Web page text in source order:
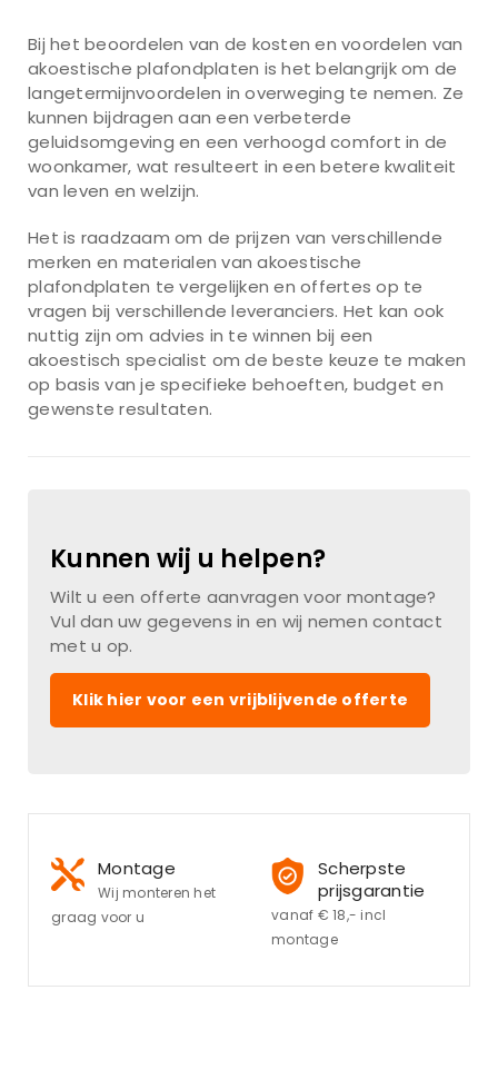
Bij het beoordelen van de kosten en voordelen van
akoestische plafondplaten is het belangrijk om de
langetermijnvoordelen in overweging te nemen. Ze
kunnen bijdragen aan een verbeterde
geluidsomgeving en een verhoogd comfort in de
woonkamer, wat resulteert in een betere kwaliteit
van leven en welzijn.
Het is raadzaam om de prijzen van verschillende
merken en materialen van akoestische
plafondplaten te vergelijken en offertes op te
vragen bij verschillende leveranciers. Het kan ook
nuttig zijn om advies in te winnen bij een
akoestisch specialist om de beste keuze te maken
op basis van je specifieke behoeften, budget en
gewenste resultaten.
Kunnen wij u helpen?
Wilt u een offerte aanvragen voor montage?
Vul dan uw gegevens in en wij nemen contact
met u op.
Klik hier voor een vrijblijvende offerte
Montage
Wij monteren het
graag voor u
Scherpste
prijsgarantie
vanaf € 18,- incl
montage